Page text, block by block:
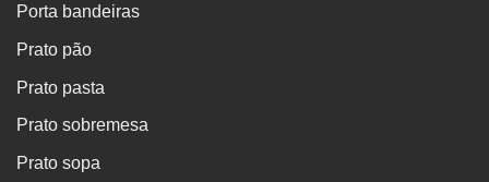
Porta bandeiras
Prato pão
Prato pasta
Prato sobremesa
Prato sopa